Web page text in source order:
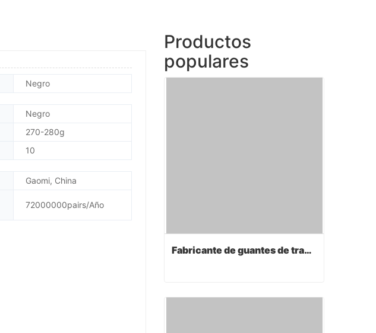
Negro
Negro
270-280g
10
Gaomi, China
72000000pairs/Año
Productos
populares
Fabricante de guantes de trabajo
Fabricante de guantes de trabajo